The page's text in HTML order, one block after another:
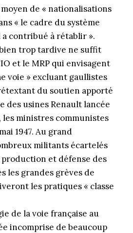
de « nationalisations
« le cadre du système
contribué à rétablir ».
trop tardive ne suffit
et le MRP qui envisagent
voie » excluant gaullistes
du soutien apporté
des usines Renault lancée
ministres communistes
1947. Au grand
militants écartelés
et défense des
les grandes grèves de
les pratiques « classe
de la voie française au
incomprise de beaucoup